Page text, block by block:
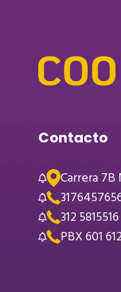
Contacto
Carrera 7B
312
PBX 601